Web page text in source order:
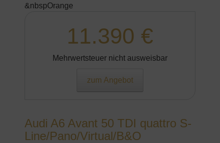
&nbspOrange
11.390 €
Mehrwertsteuer nicht ausweisbar
zum Angebot
Audi A6 Avant 50 TDI quattro S-
Line/Pano/Virtual/B&O